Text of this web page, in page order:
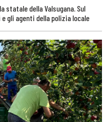
statale della Valsugana. Sul
gli agenti della polizia locale